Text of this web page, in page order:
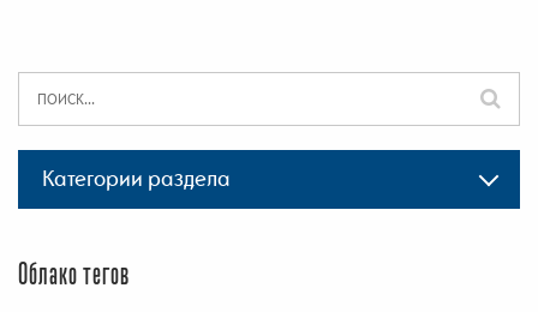
Категории раздела
Облако тегов